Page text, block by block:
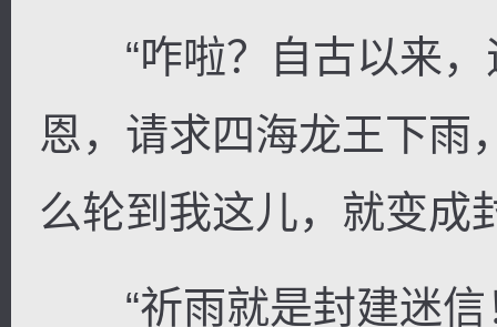
“咋啦？自古以来，
恩，请求四海龙王下雨
么轮到我这儿，就变成
“祈雨就是封建迷信